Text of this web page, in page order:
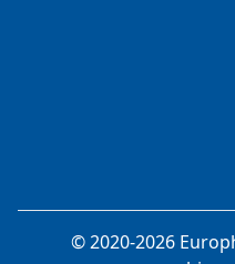
© 2020-2026